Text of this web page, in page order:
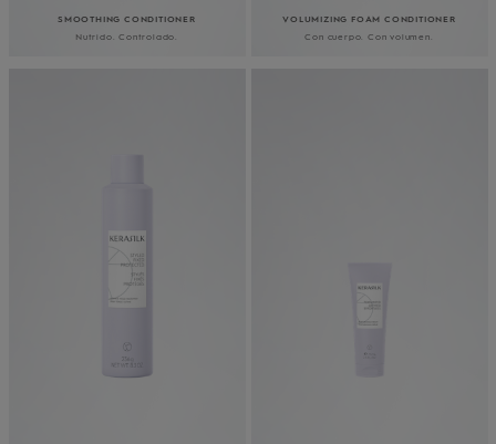
SMOOTHING CONDITIONER
Nutrido. Controlado.
VOLUMIZING FOAM CONDITIONER
Con cuerpo. Con volumen.